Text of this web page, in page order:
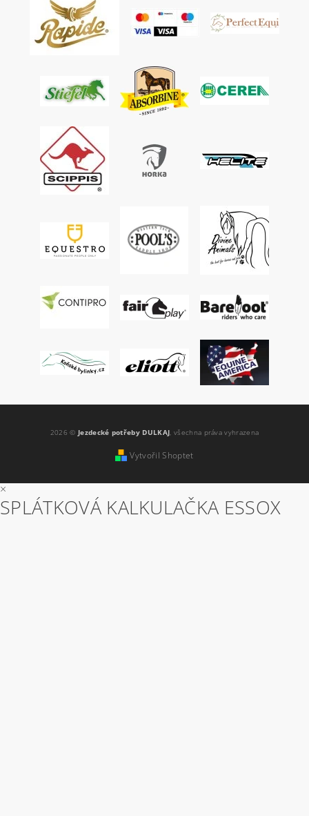
2026 © Jezdecké potřeby DULKAJ, všechna práva vyhrazena
Vytvořil Shoptet
×
SPLÁTKOVÁ KALKULAČKA ESSOX